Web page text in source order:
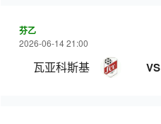
芬乙
2026-06-14 21:00
瓦亚科斯基 VS